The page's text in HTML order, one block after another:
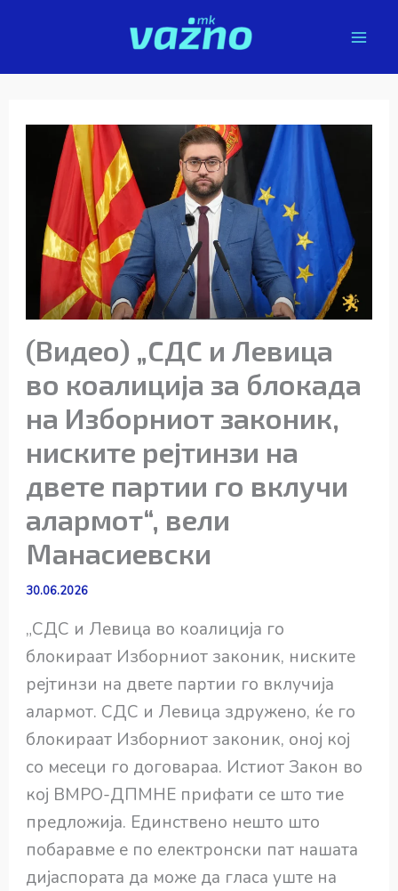
(Видео) „СДС и Левица
во коалиција за блокада
на Изборниот законик,
ниските рејтинзи на
двете партии го вклучи
алармот“, вели
Манасиевски
30.06.2026
„СДС и Левица во коалиција го
блокираат Изборниот законик, ниските
рејтинзи на двете партии го вклучија
алармот. СДС и Левица здружено, ќе го
блокираат Изборниот законик, оној кој
со месеци го договараа. Истиот Закон во
кој ВМРО-ДПМНЕ прифати се што тие
предложија. Единствено нешто што
побаравме е по електронски пат нашата
дијаспората да може да гласа уште на